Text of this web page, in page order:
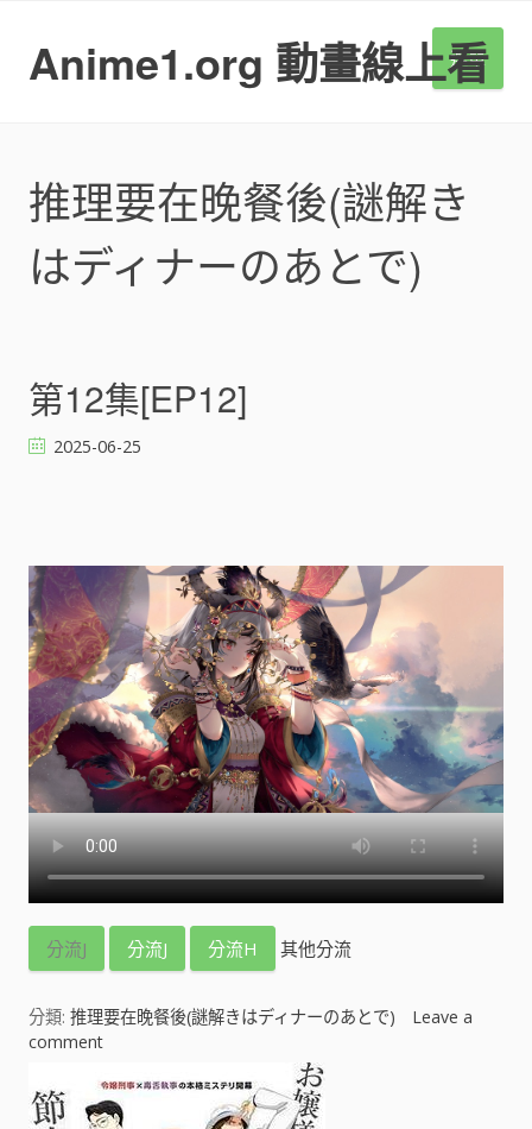
Anime1.org 動畫線上看
選單
推理要在晚餐後(謎解き
はディナーのあとで)
第12集[EP12]
2025-06-25
分流J 分流J 分流H 其他分流
分類: 推理要在晚餐後(謎解きはディナーのあとで)
Leave a
comment
推
理